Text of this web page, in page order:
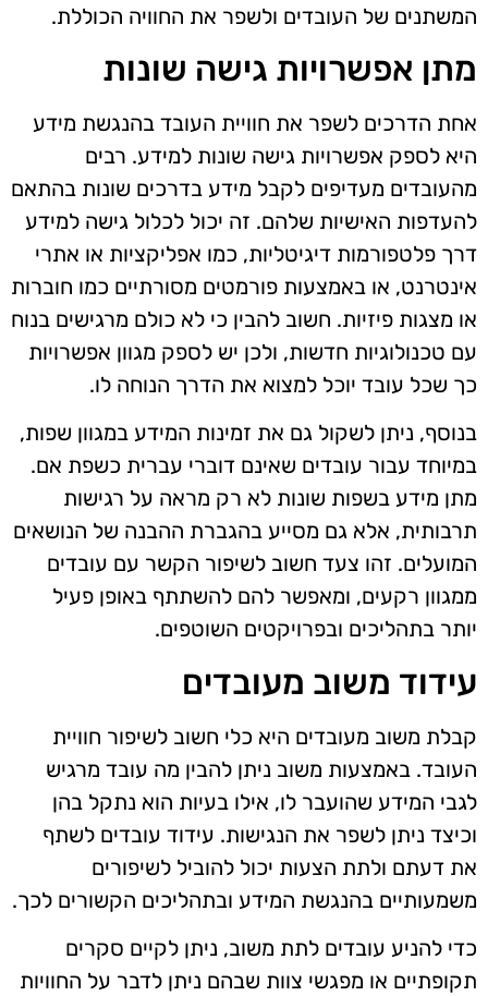
המשתנים של העובדים ולשפר את החוויה הכוללת.
מתן אפשרויות גישה שונות
אחת הדרכים לשפר את חוויית העובד בהנגשת מידע
היא לספק אפשרויות גישה שונות למידע. רבים
מהעובדים מעדיפים לקבל מידע בדרכים שונות בהתאם
להעדפות האישיות שלהם. זה יכול לכלול גישה למידע
דרך פלטפורמות דיגיטליות, כמו אפליקציות או אתרי
אינטרנט, או באמצעות פורמטים מסורתיים כמו חוברות
או מצגות פיזיות. חשוב להבין כי לא כולם מרגישים בנוח
עם טכנולוגיות חדשות, ולכן יש לספק מגוון אפשרויות
כך שכל עובד יוכל למצוא את הדרך הנוחה לו.
בנוסף, ניתן לשקול גם את זמינות המידע במגוון שפות,
במיוחד עבור עובדים שאינם דוברי עברית כשפת אם.
מתן מידע בשפות שונות לא רק מראה על רגישות
תרבותית, אלא גם מסייע בהגברת ההבנה של הנושאים
המועלים. זהו צעד חשוב לשיפור הקשר עם עובדים
ממגוון רקעים, ומאפשר להם להשתתף באופן פעיל
יותר בתהליכים ובפרויקטים השוטפים.
עידוד משוב מעובדים
קבלת משוב מעובדים היא כלי חשוב לשיפור חוויית
העובד. באמצעות משוב ניתן להבין מה עובד מרגיש
לגבי המידע שהועבר לו, אילו בעיות הוא נתקל בהן
וכיצד ניתן לשפר את הנגישות. עידוד עובדים לשתף
את דעתם ולתת הצעות יכול להוביל לשיפורים
משמעותיים בהנגשת המידע ובתהליכים הקשורים לכך.
כדי להניע עובדים לתת משוב, ניתן לקיים סקרים
תקופתיים או מפגשי צוות שבהם ניתן לדבר על החוויות